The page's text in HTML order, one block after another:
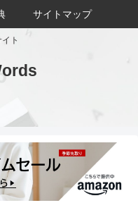
ト
サイトマップ